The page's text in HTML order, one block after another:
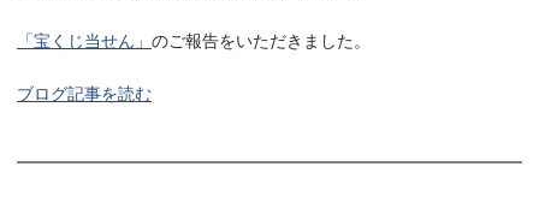
「宝くじ当せん」 のご報告をいただきました。
ブログ記事を読む